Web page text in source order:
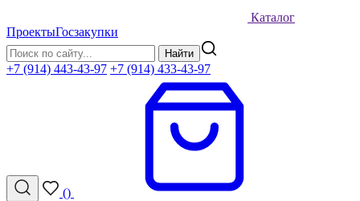
Каталог
ПроектыГосзакупки
Найти
+7 (914) 443-43-97 +7 (914) 433-43-97
()